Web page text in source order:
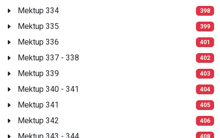
Mektup 334 398
Mektup 335 399
Mektup 336 401
Mektup 337 - 338 402
Mektup 339 403
Mektup 340 - 341 404
Mektup 341 405
Mektup 342 406
408